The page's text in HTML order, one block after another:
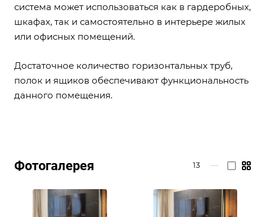
система может использоваться как в гардеробных,
шкафах, так и самостоятельно в интерьере жилых
или офисных помещений.
Достаточное количество горизонтальных труб,
полок и ящиков обеспечивают функциональность
данного помещения.
Фотогалерея 13 —